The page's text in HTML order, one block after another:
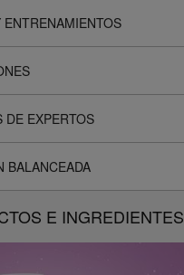
ENTRENAMIENTOS
DE EXPERTOS
BALANCEADA
E INGREDIENTES